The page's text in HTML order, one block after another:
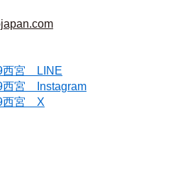
宮　LINE
宮　Instagram
宮　X